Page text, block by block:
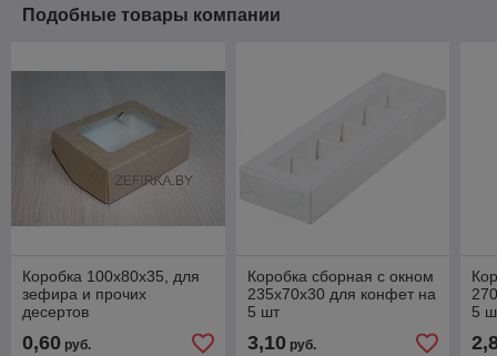
Подобные товары компании
Коробка 100х80х35, для
зефира и прочих
десертов
0,60 руб.
Коробка сборная с окном
235х70х30 для конфет на
5 шт
3,10руб.
5